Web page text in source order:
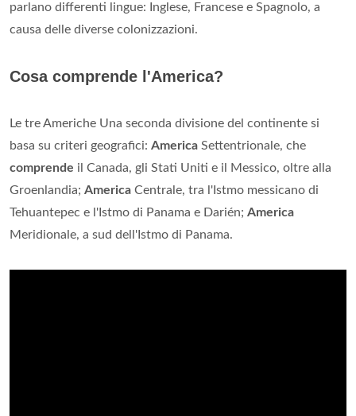
parlano differenti lingue: Inglese, Francese e Spagnolo, a
causa delle diverse colonizzazioni.
Cosa comprende l'America?
Le tre Americhe Una seconda divisione del continente si
basa su criteri geografici: America Settentrionale, che
comprende il Canada, gli Stati Uniti e il Messico, oltre alla
Groenlandia; America Centrale, tra l'Istmo messicano di
Tehuantepec e l'Istmo di Panama e Darién; America
Meridionale, a sud dell'Istmo di Panama.